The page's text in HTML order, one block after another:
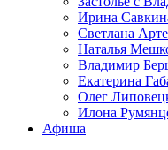
Ирина
Светлана
Наталья
Владимир
Екатерина
Олег
Илона
Афиша